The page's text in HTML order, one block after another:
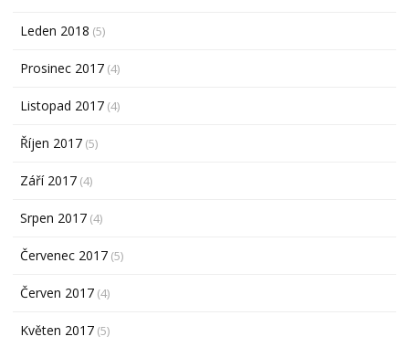
Leden 2018 (5)
Prosinec 2017 (4)
Listopad 2017 (4)
Říjen 2017 (5)
Září 2017 (4)
Srpen 2017 (4)
Červenec 2017 (5)
Červen 2017 (4)
Květen 2017 (5)